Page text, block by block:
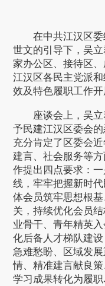
在中共江汉区
世文的引导下，吴
家办公区、接待区
江汉区各民主党派
效及特色履职工作开
座谈会上，吴
予民建江汉区委会
充分肯定了区委会
建言、社会服务等
作提出四点要求：
线，牢牢把握新时
体会员筑牢思想根
关，持续优化会员
业骨干、青年精英
化后备人才梯队建
急难愁盼、区域发
情、精准建言献良
学习成果转化为履